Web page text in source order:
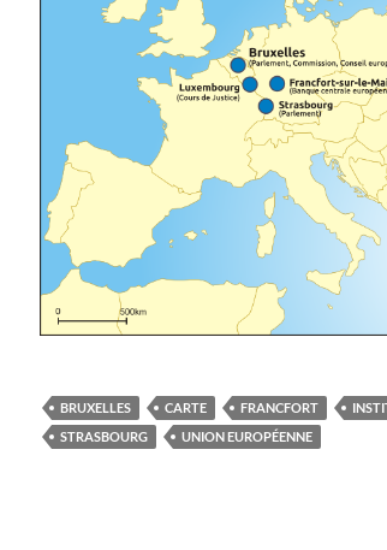
BRUXELLES CARTE FRANCFORT
STRASBOURG
UNION EUROPÉENNE